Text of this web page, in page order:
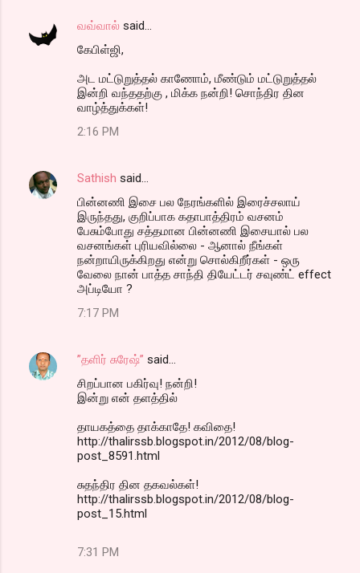
வவ்வால் said…
கேபிள்ஜி,
அட மட்டுறுத்தல் காணோம், மீண்டும் மட்டுறுத்தல்
இன்றி வந்ததற்கு , மிக்க நன்றி! சொந்திர தின
வாழ்த்துக்கள்!
2:16 PM
Sathish said…
பின்னணி இசை பல நேரங்களில் இரைச்சலாய்
இருந்தது, குறிப்பாக கதாபாத்திரம் வசனம்
பேசும்போது சத்தமான பின்னணி இசையால் பல
வசனங்கள் புரியவில்லை - ஆனால் நீங்கள்
நன்றாயிருக்கிறது என்று சொல்கிறீர்கள் - ஒரு
வேலை நான் பாத்த சாந்தி தியேட்டர் சவுண்ட் effect
அப்டியோ ?
7:17 PM
”தளிர் சுரேஷ்” said…
சிறப்பான பகிர்வு! நன்றி!
இன்று என் தளத்தில்
தாயகத்தை தாக்காதே! கவிதை!
http://thalirssb.blogspot.in/2012/08/blog-
post_8591.html
சுதந்திர தின தகவல்கள்!
http://thalirssb.blogspot.in/2012/08/blog-
post_15.html
7:31 PM